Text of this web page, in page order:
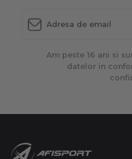
Am peste 16 ani si
datelor in